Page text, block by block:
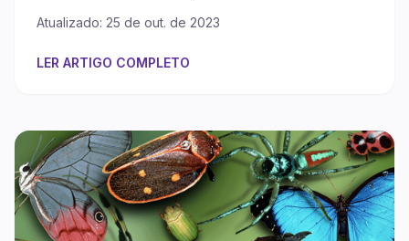
Atualizado: 25 de out. de 2023
LER ARTIGO COMPLETO